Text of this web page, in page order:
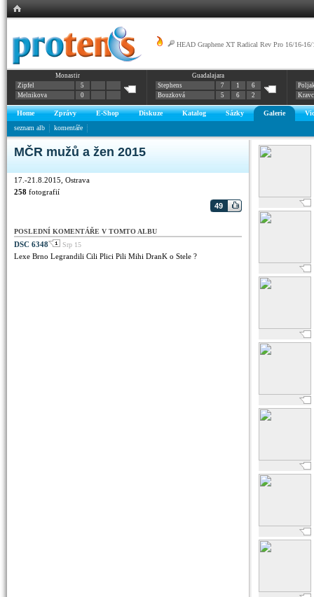
HEAD Graphene XT Radical Rev Pro 16/16-16/
Monastir
Zipfel
5
Melnikova
0
Guadalajara
Stephens
7 1
6
Bouzková
5 6 2
Home Zprávy E-Shop Diskuze Katalog Sázky Galerie
seznam alb
komentáře
MČR mužů a žen 2015
17.-21.8.2015, Ostrava
258 fotografií
49
POSLEDNÍ KOMENTÁŘE V TOMTO ALBU
DSC 6348 Srp 15
Lexe Brno Legrandili Cili Plici Pili Mihi DranK o Stele ?